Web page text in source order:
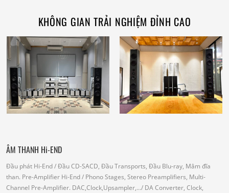
KHÔNG GIAN TRẢI NGHIỆM ĐỈNH CAO
ÂM THANH Hi-END
Đầu phát Hi-End/ Đầu CD-SACD, Đầu Transports, Đầu Blu-ray, Mâm đĩa
than. Pre-Amplifier Hi-End/ Phono Stages, Stereo Preamplifiers, Multi-
Channel Pre-Amplifier. DAC,Clock,Upsampler,.../ DA Converter, Clock,